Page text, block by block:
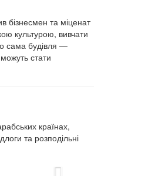
бізнесмен та міценат
культурою, вивчати
сама будівля —
стати
країнах,
та розподільні